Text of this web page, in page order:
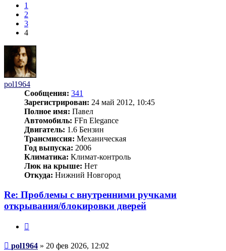
1
2
3
4
pol1964
Сообщения: 341
Зарегистрирован: 24 май 2012, 10:45
Полное имя: Павел
Автомобиль: FFn Elegance
Двигатель: 1.6 Бензин
Трансмиссия: Механическая
Год выпуска: 2006
Климатика: Климат-контроль
Люк на крыше: Нет
Откуда: Нижний Новгород
Re: Проблемы с внутренними ручками
открывания/блокировки дверей
Сообщение
pol1964 » 20 фев 2026, 12:02